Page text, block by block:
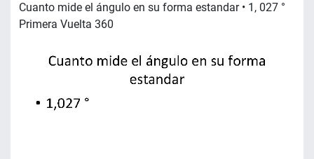
Cuanto mide el ángulo en su forma estandar • 1, 027 °
Primera Vuelta 360